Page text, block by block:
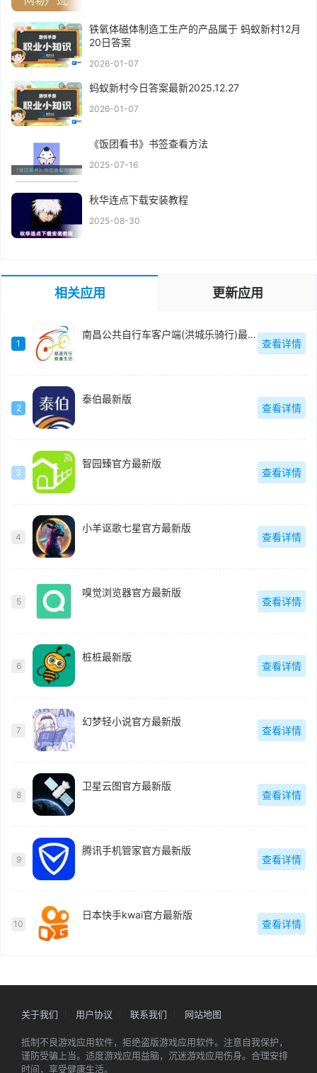
铁氧体磁体制造工生产的产品属于 蚂蚁新村12月
20日答案
2026-01-07
蚂蚁新村今日答案最新2025.12.27
2026-01-07
《饭团看书》书签查看方法
2025-07-16
秋华连点下载安装教程
2025-08-30
相关应用 更新应用
1
南昌公共自行车客户端(洪城乐骑行)最新版
查看详情
2
泰伯最新版
查看详情
3
智园臻官方最新版
查看详情
4
小羊讴歌七星官方最新版
查看详情
5
嗅觉浏览器官方最新版
查看详情
6
桩桩最新版
查看详情
7
幻梦轻小说官方最新版
查看详情
8
卫星云图官方最新版
查看详情
9
腾讯手机管家官方最新版
查看详情
10
日本快手kwai官方最新版
查看详情
关于我们 用户协议 联系我们 网站地图
抵制不良游戏应用软件，拒绝盗版游戏应用软件。注意自我保护，
谨防受骗上当。适度游戏应用益脑，沉迷游戏应用伤身。合理安排
时间，享受健康生活。